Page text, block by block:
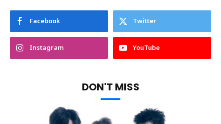
Facebook Twitter
Instagram YouTube
DON'T MISS